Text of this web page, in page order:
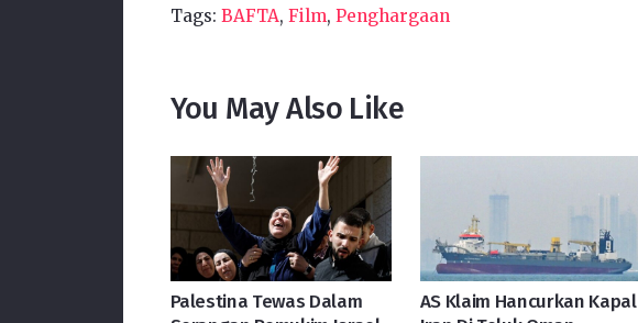
Tags: BAFTA, Film, Penghargaan
You May Also Like
Palestina Tewas Dalam
AS Klaim Hancurkan Kapal